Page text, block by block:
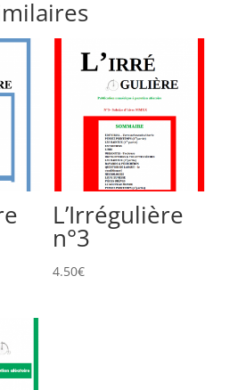
L’Irrégulière
n°3
4.50€